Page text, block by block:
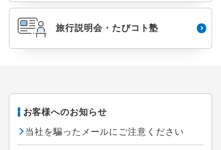
旅行説明会・たびコト塾
お客様へのお知らせ
当社を騙ったメールにご注意ください